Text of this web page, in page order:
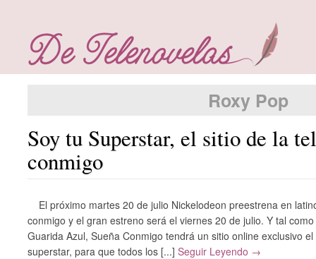
Roxy Pop
Soy tu Superstar, el sitio de la
conmigo
El próximo martes 20 de julio Nickelodeon preestrena en
conmigo y el gran estreno será el viernes 20 de julio. Y tal
Guarida Azul, Sueña Conmigo tendrá un sitio online exclusivo
superstar, para que todos los [...]Seguir Leyendo →